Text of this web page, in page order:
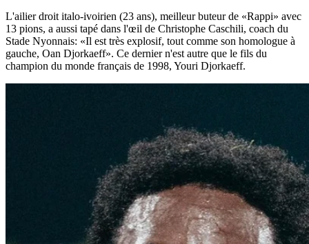
L'ailier droit italo-ivoirien (23 ans), meilleur buteur de «Rappi» avec
13 pions, a aussi tapé dans l'œil de Christophe Caschili, coach du
Stade Nyonnais: «Il est très explosif, tout comme son homologue à
gauche, Oan Djorkaeff». Ce dernier n'est autre que le fils du
champion du monde français de 1998, Youri Djorkaeff.